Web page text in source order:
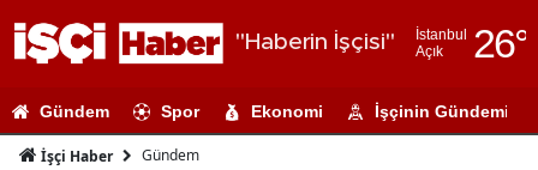
"Haberin İşçisi"
İstanbul
Açık
26°
Adıyaman
Gündem Spor Ekonomi İşçinin Gündemi
İşçi Haber Gündem